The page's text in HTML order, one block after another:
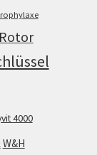
Rotor
4000
W&H